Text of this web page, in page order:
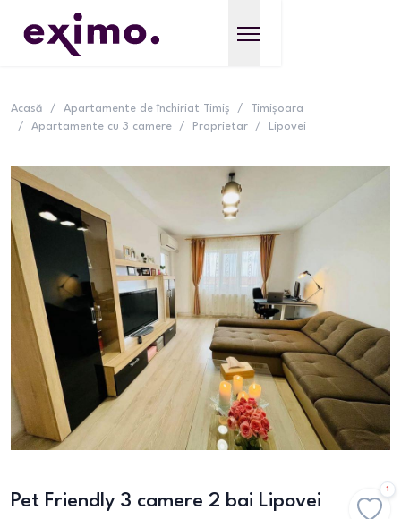
Acasă / Apartamente de închiriat Timiș /
Timișoara
/
Apartamente cu 3 camere / Proprietar / Lipovei
Pet Friendly 3 camere 2 bai Lipovei
1